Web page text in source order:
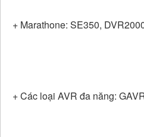
+ Marathone: SE350,
+ Các loại AVR đa năng: